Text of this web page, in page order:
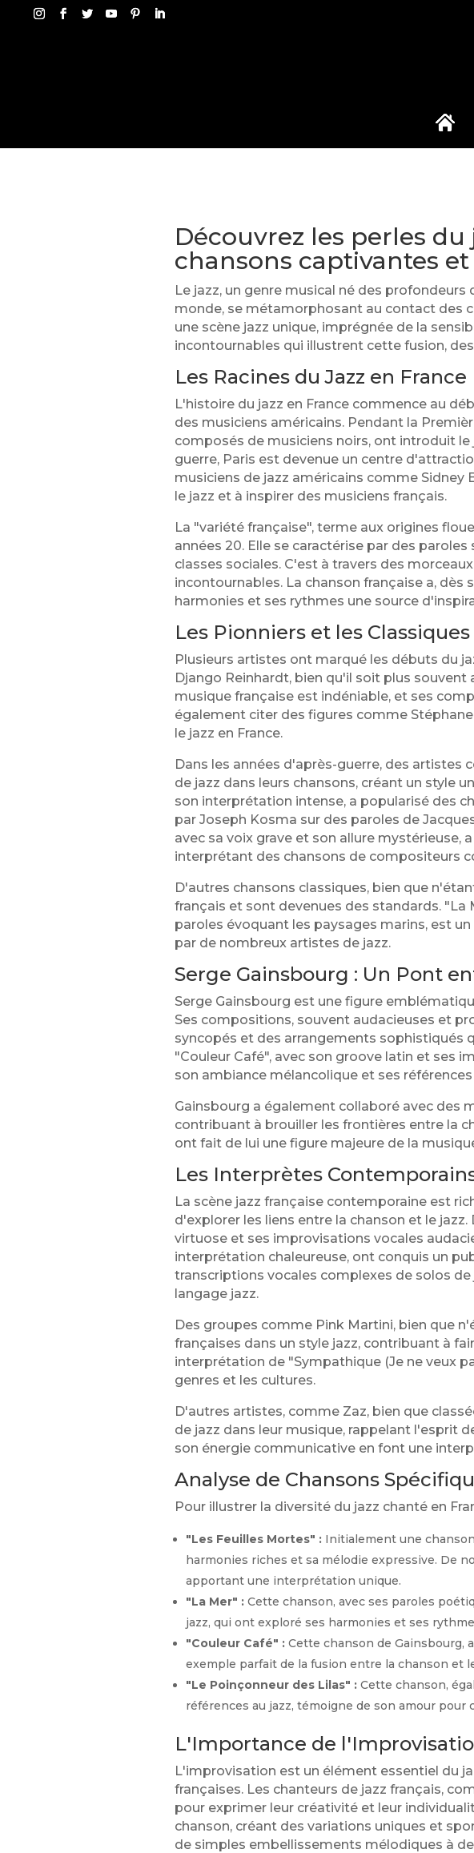
Découvrez les perles
chansons captivantes
Le jazz, un genre musical né des
monde, se métamorphosant au contact des
une scène jazz unique, imprégnée de la
incontournables qui illustrent cette fusion,
Les Racines du Jazz en France
L'histoire du jazz en France commence au
des musiciens américains. Pendant la
composés de musiciens noirs, ont introduit
guerre, Paris est devenue un centre
musiciens de jazz américains comme
le jazz et à inspirer des musiciens français.
La "variété française", terme aux origines
années 20. Elle se caractérise par des
classes sociales. C'est à travers des
incontournables. La chanson française a,
harmonies et ses rythmes une source
Les Pionniers et les Classiques
Plusieurs artistes ont marqué les débuts du
Django Reinhardt, bien qu'il soit plus souvent
musique française est indéniable, et ses
également citer des figures comme
le jazz en France.
Dans les années d'après-guerre, des
de jazz dans leurs chansons, créant un style
son interprétation intense, a popularisé des
par Joseph Kosma sur des paroles de
avec sa voix grave et son allure mystérieuse,
interprétant des chansons de compositeurs
D'autres chansons classiques, bien que
français et sont devenues des standards. "La
paroles évoquant les paysages marins, est
par de nombreux artistes de jazz.
Serge Gainsbourg : Un Pont
Serge Gainsbourg est une figure
Ses compositions, souvent audacieuses et
syncopés et des arrangements sophistiqués
"Couleur Café", avec son groove latin et ses
son ambiance mélancolique et ses
Gainsbourg a également collaboré avec des
contribuant à brouiller les frontières entre la
ont fait de lui une figure majeure de la
Les Interprètes
La scène jazz française contemporaine est
d'explorer les liens entre la chanson et le
virtuose et ses improvisations vocales
interprétation chaleureuse, ont conquis un
transcriptions vocales complexes de solos
langage jazz.
Des groupes comme Pink Martini, bien que
françaises dans un style jazz, contribuant à
interprétation de "Sympathique (Je ne veux
genres et les cultures.
D'autres artistes, comme Zaz, bien que
de jazz dans leur musique, rappelant l'esprit
son énergie communicative en font une
Analyse de Chansons
Pour illustrer la diversité du jazz chanté en
"Les Feuilles Mortes" : Initialement une
harmonies riches et sa mélodie expressive. De
apportant une interprétation unique.
"La Mer" : Cette chanson, avec ses paroles
jazz, qui ont exploré ses harmonies et ses
"Couleur Café" : Cette chanson de Gainsbourg,
exemple parfait de la fusion entre la chanson et
"Le Poinçonneur des Lilas" : Cette chanson,
références au jazz, témoigne de son amour pour
L'Importance de
L'improvisation est un élément essentiel du
françaises. Les chanteurs de jazz français,
pour exprimer leur créativité et leur
chanson, créant des variations uniques et
de simples embellissements mélodiques à